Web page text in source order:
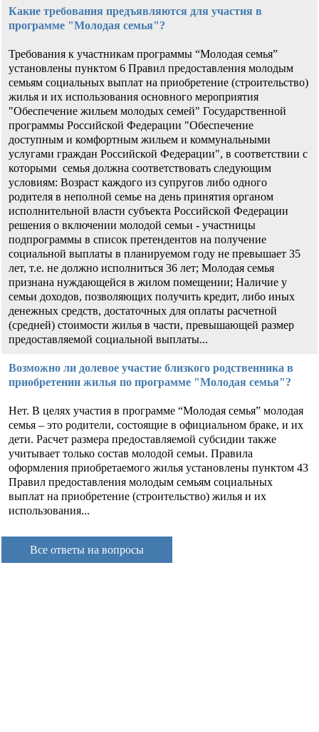
Какие требования предъявляются для участия в
программе "Молодая семья"?
Требования к участникам программы “Молодая семья”
установлены пунктом 6 Правил предоставления молодым
семьям социальных выплат на приобретение (строительство)
жилья и их использования основного мероприятия
"Обеспечение жильем молодых семей" Государственной
программы Российской Федерации "Обеспечение
доступным и комфортным жильем и коммунальными
услугами граждан Российской Федерации", в соответствии с
которыми семья должна соответствовать следующим
условиям: Возраст каждого из супругов либо одного
родителя в неполной семье на день принятия органом
исполнительной власти субъекта Российской Федерации
решения о включении молодой семьи - участницы
подпрограммы в список претендентов на получение
социальной выплаты в планируемом году не превышает 35
лет, т.е. не должно исполниться 36 лет; Молодая семья
признана нуждающейся в жилом помещении; Наличие у
семьи доходов, позволяющих получить кредит, либо иных
денежных средств, достаточных для оплаты расчетной
(средней) стоимости жилья в части, превышающей размер
предоставляемой социальной выплаты...
Возможно ли долевое участие близкого родственника в
приобретении жилья по программе "Молодая семья"?
Нет. В целях участия в программе “Молодая семья” молодая
семья – это родители, состоящие в официальном браке, и их
дети. Расчет размера предоставляемой субсидии также
учитывает только состав молодой семьи. Правила
оформления приобретаемого жилья установлены пунктом 43
Правил предоставления молодым семьям социальных
выплат на приобретение (строительство) жилья и их
использования...
Все ответы на вопросы